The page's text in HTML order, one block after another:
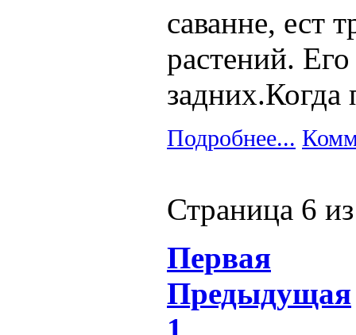
саванне, ест
растений.
задних.Когда
Подробнее...
Страница 6
Первая
Предыдущая